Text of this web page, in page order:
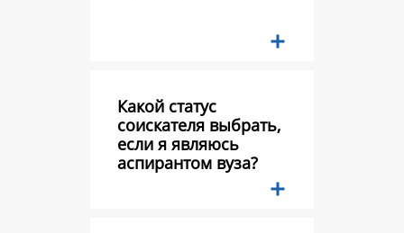
Какой статус
соискателя выбрать,
если я являюсь
аспирантом вуза?